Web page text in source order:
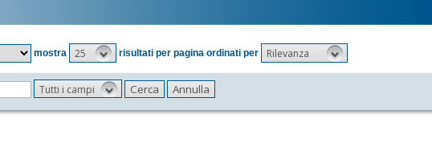
mostra
25 risultati per pagina ordinati per Rilevanza
Tutti i campi